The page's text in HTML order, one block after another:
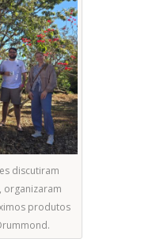
discutiram
organizaram
produtos